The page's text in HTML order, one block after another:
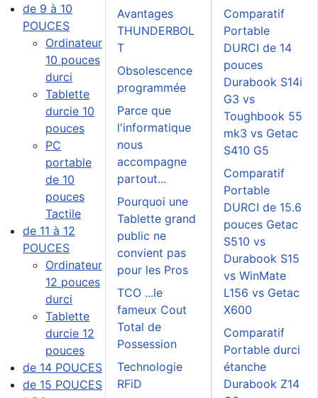
de 9 à 10
POUCES
Ordinateur
10 pouces
durci
Tablette
durcie 10
pouces
PC
portable
de 10
pouces
Tactile
de 11 à 12
POUCES
Ordinateur
12 pouces
durci
Tablette
durcie 12
pouces
de 14 POUCES
de 15 POUCES
Avantages
THUNDERBOL
T
Obsolescence
programmée
Parce que
l'informatique
nous
accompagne
partout...
Pourquoi une
Tablette grand
public ne
convient pas
pour les Pros
TCO ...le
fameux Cout
Total de
Possession
Technologie
RFiD
Comparatif
Portable
DURCI de 14
pouces
Durabook S14i
G3 vs
Toughbook 55
mk3 vs Getac
S410 G5
Comparatif
Portable
DURCI de 15.6
pouces Getac
S510 vs
Durabook S15
vs WinMate
L156 vs Getac
X600
Comparatif
Portable durci
étanche
Durabook Z14